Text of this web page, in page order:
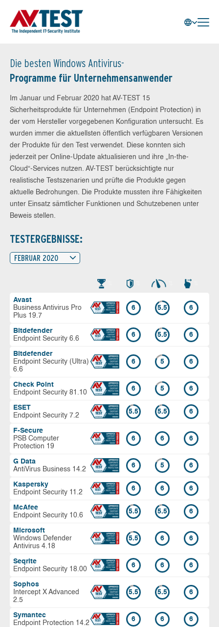
Die besten Windows Antivirus-
Programme für Unternehmensanwender
Im Januar und Februar 2020 hat AV-TEST 15
Sicherheitsprodukte für Unternehmen (Endpoint Protection) in
der vom Hersteller vorgegebenen Konfiguration untersucht. Es
wurden immer die aktuellsten öffentlich verfügbaren Versionen
der Produkte für den Test verwendet. Diese konnten sich
jederzeit per Online-Update aktualisieren und ihre „In-the-
Cloud“-Services nutzen. AV-TEST berücksichtigte nur
realistische Testszenarien und prüfte die Produkte gegen
aktuelle Bedrohungen. Die Produkte mussten ihre Fähigkeiten
unter Einsatz sämtlicher Funktionen und Schutzebenen unter
Beweis stellen.
TESTERGEBNISSE:
FEBRUAR 2020
Avast
Business Antivirus Pro
Plus 19.7
6 5.5 6
Bitdefender
Endpoint Security 6.6
6 5.5 6
Bitdefender
Endpoint Security (Ultra)
6.6
6 5 6
Check Point
Endpoint Security 81.10
6 5 6
ESET
Endpoint Security 7.2
5.5 5.5 6
F-Secure
PSB Computer
Protection 19
6 6 6
G Data
AntiVirus Business 14.2
6 5 6
Kaspersky
Endpoint Security 11.2
6 6 6
McAfee
Endpoint Security 10.6
5.5 5.5 6
Microsoft
Windows Defender
Antivirus 4.18
5.5 6 6
Seqrite
Endpoint Security 18.00
6 6 6
Sophos
Intercept X Advanced
2.5
5.5 5.5 6
Symantec
Endpoint Protection 14.2
6 6 6